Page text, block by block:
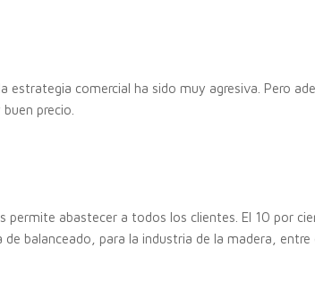
estrategia comercial ha sido muy agresiva. Pero
precio.
abastecer a todos los clientes. El 10 por
balanceado, para la industria de la madera, entre